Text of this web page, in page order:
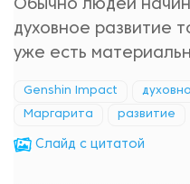
Обычно людей
духовное развитие
уже есть
Genshin Impact
Маргарита развитие
Cлайд с цитатой